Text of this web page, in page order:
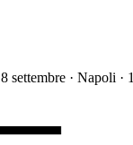
8 settembre · Napoli ·